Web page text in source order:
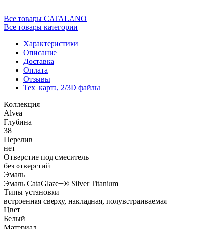
Все товары CATALANO
Все товары категории
Характеристики
Описание
Доставка
Оплата
Отзывы
Тех. карта, 2/3D файлы
Коллекция
Alvea
Глубина
38
Перелив
нет
Отверстие под смеситель
без отверстий
Эмаль
Эмаль CataGlaze+® Silver Titanium
Типы установки
встроенная сверху, накладная, полувстраиваемая
Цвет
Белый
Материал